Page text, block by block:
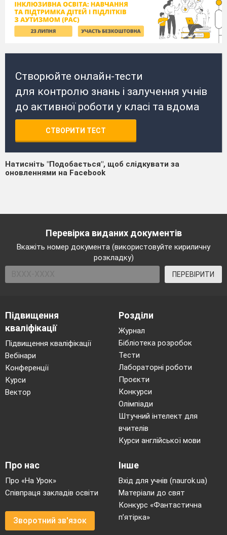
Створюйте онлайн-тести
для контролю знань і залучення учнів
до активної роботи у класі та вдома
СТВОРИТИ ТЕСТ
Натисніть "Подобається", щоб слідкувати за
оновленнями на Facebook
Перевірка виданих документів
Вкажіть номер документа (використовуйте кириличну
розкладку)
ПЕРЕВІРИТИ
Підвищення
кваліфікації
Підвищення кваліфікації
Вебінари
Конференції
Курси
Вектор
Розділи
Журнал
Бібліотека розробок
Тести
Лабораторні роботи
Проєкти
Конкурси
Олімпіади
Штучний інтелект для
вчителів
Курси англійської мови
Про нас
Про «На Урок»
Співпраця закладів освіти
Зворотний зв'язок
Інше
Вхід для учнів (naurok.ua)
Матеріали до свят
Конкурс «Фантастична
п’ятірка»